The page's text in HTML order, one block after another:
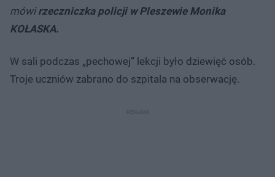
mówirzeczniczka policji w Pleszewie Monika
KOŁASKA.
W sali podczas „pechowej” lekcji było dziewięć osób.
Troje uczniów zabrano do szpitala na obserwację.